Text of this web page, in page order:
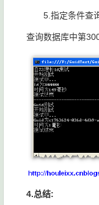
5.指定条件查
查询数据库中第
4.总结: